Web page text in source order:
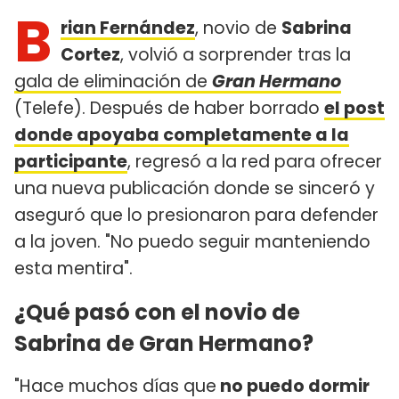
B rian Fernández, novio de Sabrina
Cortez, volvió a sorprender tras la
gala de eliminación de Gran Hermano
(Telefe). Después de haber borrado el post
donde apoyaba completamente a la
participante, regresó a la red para ofrecer
una nueva publicación donde se sinceró y
aseguró que lo presionaron para defender
a la joven. "No puedo seguir manteniendo
esta mentira".
¿Qué pasó con el novio de
Sabrina de Gran Hermano?
"Hace muchos días que no puedo dormir